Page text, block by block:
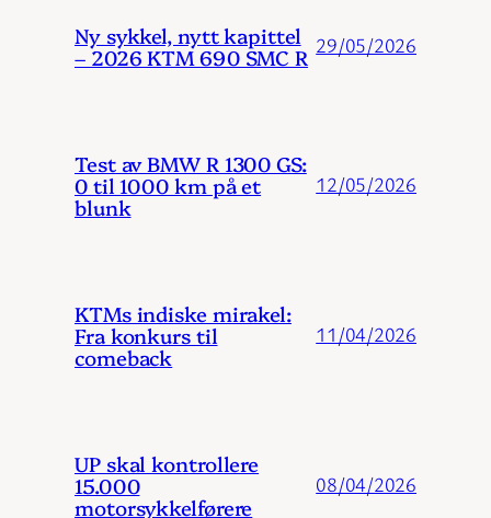
Ny sykkel, nytt kapittel
– 2026 KTM 690 SMC R 29/05/2026
Test av BMW R 1300 GS:
0 til 1000 km på et
blunk
12/05/2026
KTMs indiske mirakel:
Fra konkurs til
comeback
11/04/2026
UP skal kontrollere
15.000
motorsykkelførere
08/04/2026